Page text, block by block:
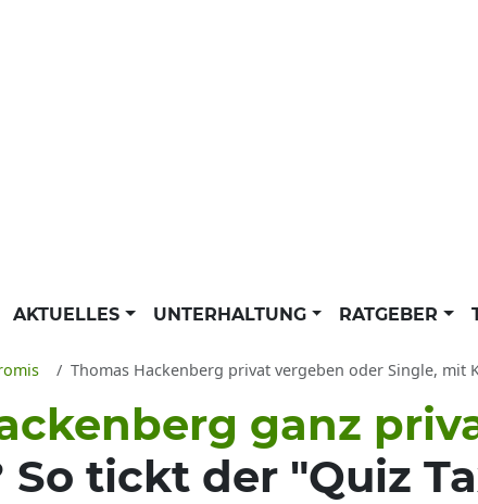
AKTUELLES UNTERHALTUNG RATGEBER
Thomas Hackenberg privat vergeben oder Single, mit
ganz
So tickt der "Quiz